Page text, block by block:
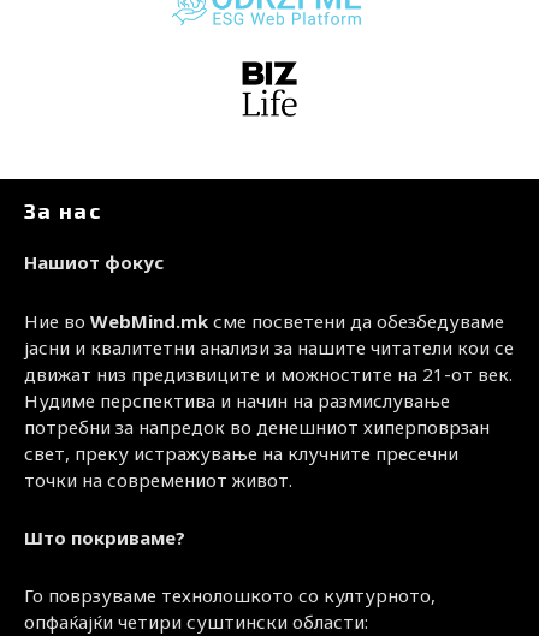
За нас
Нашиот фокус
Ние во WebMind.mk сме посветени да обезбедуваме
јасни и квалитетни анализи за нашите читатели кои се
движат низ предизвиците и можностите на 21-от век.
Нудиме перспектива и начин на размислување
потребни за напредок во денешниот хиперповрзан
свет, преку истражување на клучните пресечни
точки на современиот живот.
Што покриваме?
Го поврзуваме технолошкото со културното,
опфаќајќи четири суштински области: